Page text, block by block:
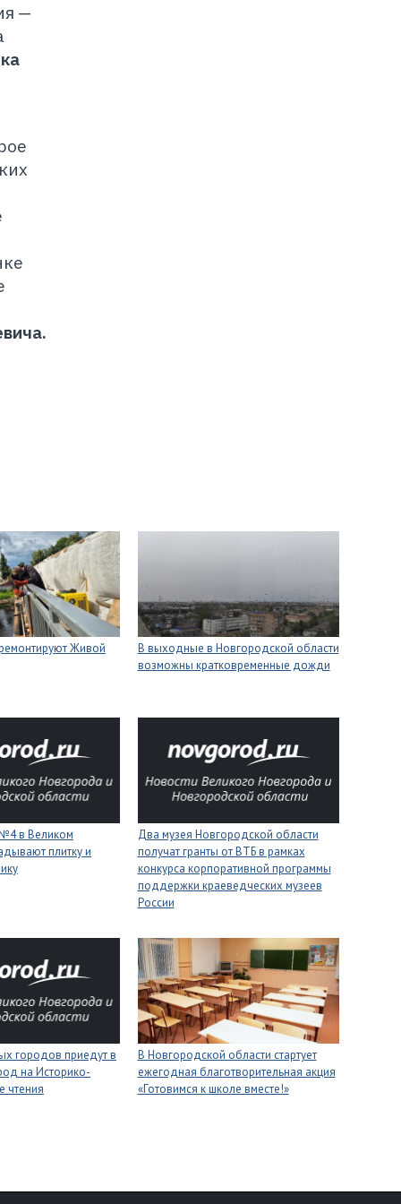
—
Живой
В выходные в Новгородской области
возможны кратковременные дожди
в Великом
плитку и
Два музея Новгородской области
получат гранты от ВТБ в рамках
конкурса корпоративной программы
поддержки краеведческих музеев
России
городов приедут в
на Историко-
чтения
В Новгородской области стартует
ежегодная благотворительная акция
«Готовимся к школе вместе!»